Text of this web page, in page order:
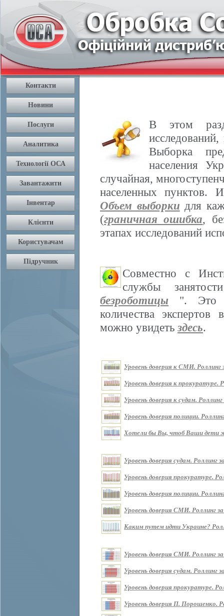
В этом
Выборка
населения
случайная,
населенных пунктов.
Объем выборки для
(граничная ошибка,
этапах исследований
Совместно с
службы
безроботицы ". Это
количества
можно увидетьздесь.
Уровень доверия к СМИ. Роллинг
Уровень доверия к прокуратуре.
Уровень доверия к судам.
Уровень доверия полиции.
Хотели бы Вы, чтоб Ваши дети
Уровень доверия судам. Роллинг
Уровень доверия прокуратуре.
Уровень доверия полиции.
Уровень доверия СМИ. Роллинг
Каким путем идти Украине?
Уровень доверия СМИ. Роллинг
Уровень доверия судам. Роллинг
Уровень доверия прокуратуре.
Уровень доверия П. Порошенко.